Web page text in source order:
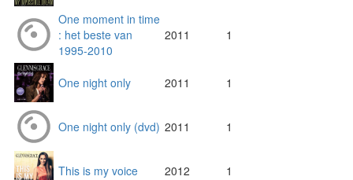
One moment in time
: het beste van
1995-2010
2011 1
One night only 2011 1
One night only (dvd) 2011 1
This is my voice 2012 1